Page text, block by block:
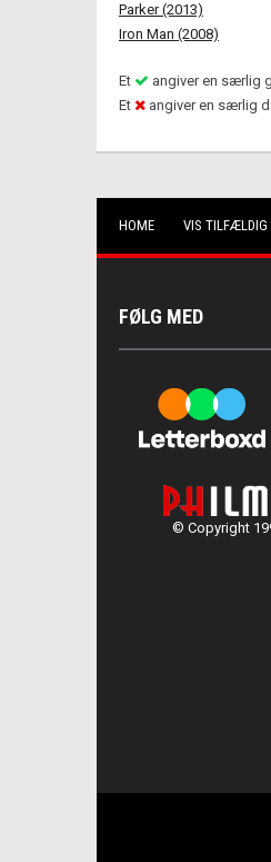
Parker (2013)
Iron Man (2008)
Et
angiver en særlig
Et
angiver en særlig
HOME VIS TILFÆLDIG
FØLG MED
© Copyright